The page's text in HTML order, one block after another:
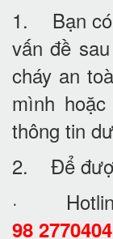
1. Bạn có
vấn đề
cháy an
mình
thông tin
2. Để
· Hotline
98 2770404